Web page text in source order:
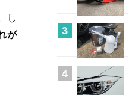
し
が